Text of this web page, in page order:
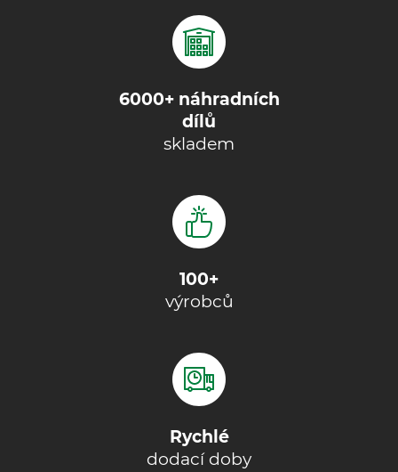
6000+ náhradních
dílů
skladem
100+
výrobců
Rychlé
dodací doby